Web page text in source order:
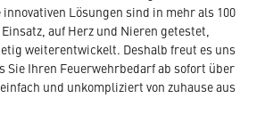
Lösungen sind in mehr als 100
auf Herz und Nieren getestet,
weiterentwickelt. Deshalb freut es uns
Sie Ihren Feuerwehrbedarf ab sofort über
und unkompliziert von zuhause aus